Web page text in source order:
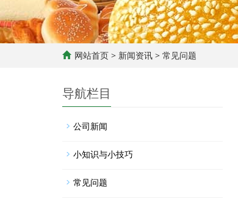
网站首页 > 新闻资讯 > 常见问题
导航栏目
公司新闻
小知识与小技巧
常见问题